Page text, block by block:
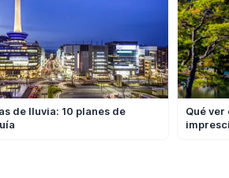
de lluvia: 10 planes de
Qué ver